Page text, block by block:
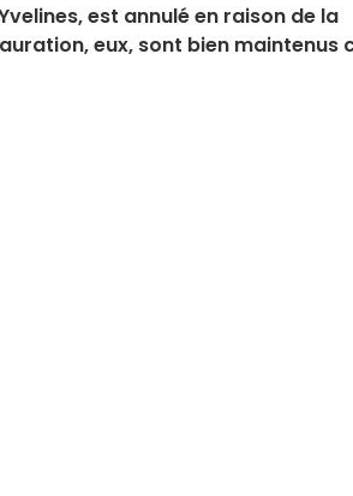
est annulé en raison de la
eux, sont bien maintenus